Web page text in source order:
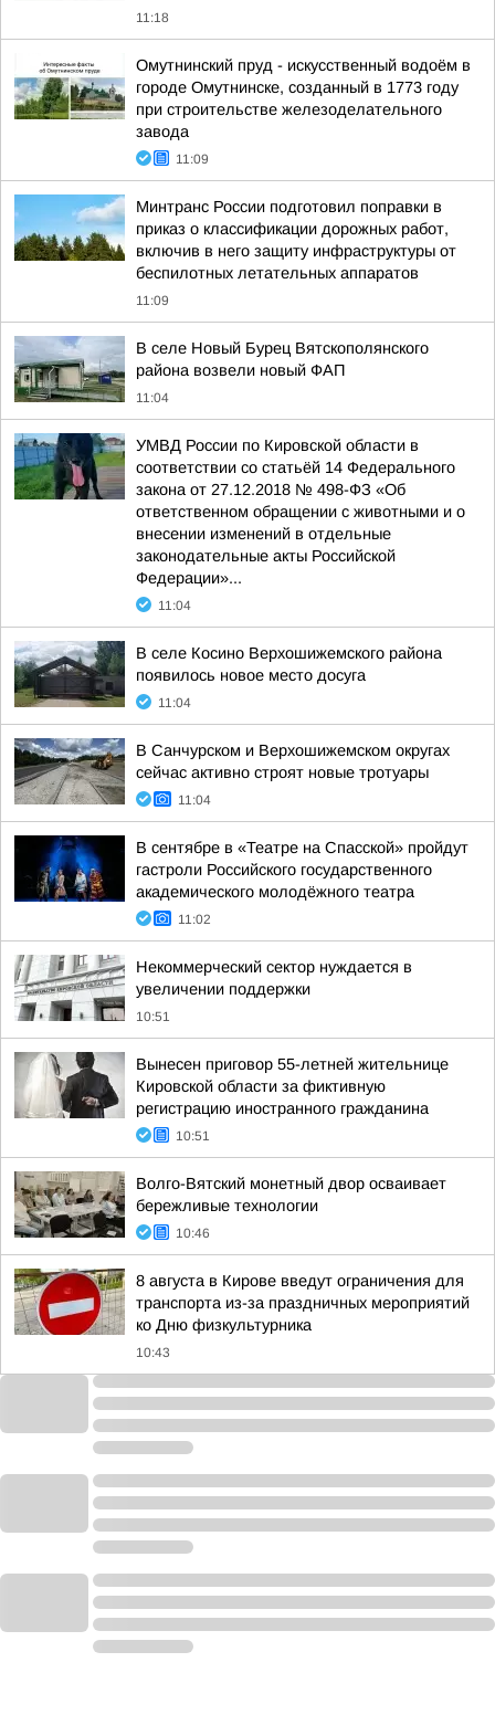
11:18
Омутнинский пруд - искусственный водоём в
городе Омутнинске, созданный в 1773 году
при строительстве железоделательного
завода
11:09
Минтранс России подготовил поправки в
приказ о классификации дорожных работ,
включив в него защиту инфраструктуры от
беспилотных летательных аппаратов
11:09
В селе Новый Бурец Вятскополянского
района возвели новый ФАП
11:04
УМВД России по Кировской области в
соответствии со статьёй 14 Федерального
закона от 27.12.2018 № 498-ФЗ «Об
ответственном обращении с животными и о
внесении изменений в отдельные
законодательные акты Российской
Федерации»...
11:04
В селе Косино Верхошижемского района
появилось новое место досуга
11:04
В Санчурском и Верхошижемском округах
сейчас активно строят новые тротуары
11:04
В сентябре в «Театре на Спасской» пройдут
гастроли Российского государственного
академического молодёжного театра
11:02
Некоммерческий сектор нуждается в
увеличении поддержки
10:51
Вынесен приговор 55-летней жительнице
Кировской области за фиктивную
регистрацию иностранного гражданина
10:51
Волго-Вятский монетный двор осваивает
бережливые технологии
10:46
8 августа в Кирове введут ограничения для
транспорта из-за праздничных мероприятий
ко Дню физкультурника
10:43